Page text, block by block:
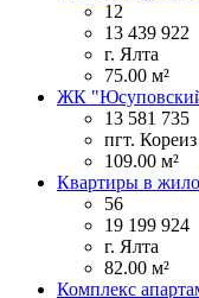
12
13 439 922
г. Ялта
75.00 м²
ЖК
13 581 735
пгт. Кореиз
109.00 м²
Квартиры в
56
19 199 924
г. Ялта
82.00 м²
Комплекс